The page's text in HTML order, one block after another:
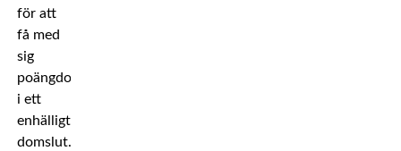
för att
få med
sig
poängdomarna
i ett
enhälligt
domslut.